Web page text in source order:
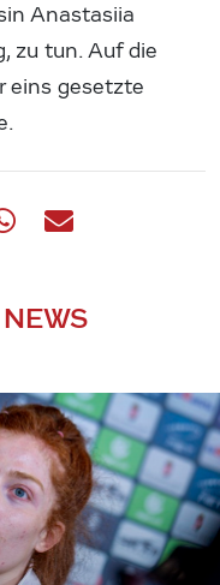
Anastasiia
zu tun. Auf die
eins gesetzte